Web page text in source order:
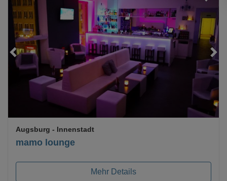
Loading...
mamo lounge
Augsburg - Innenstadt
Mehr Details